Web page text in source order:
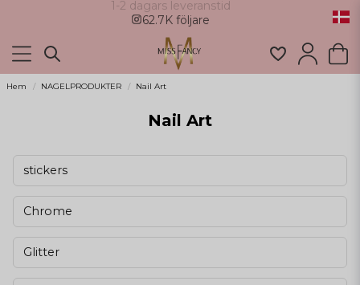
62.7K följare
Hem NAGELPRODUKTER Nail Art
Nail Art
stickers
Chrome
Glitter